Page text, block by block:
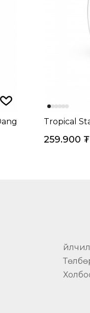
CharmTropical
259.900 ₮